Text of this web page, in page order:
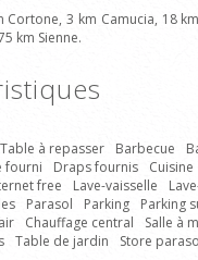
Cortone, 3 km Camucia, 18
km Sienne.
Table à repasser Barbecue
fourni
Draps fournis Cuisine
free Lave-vaisselle
Parasol Parking Parking
Chauffage central Salle à
Table de jardin Store